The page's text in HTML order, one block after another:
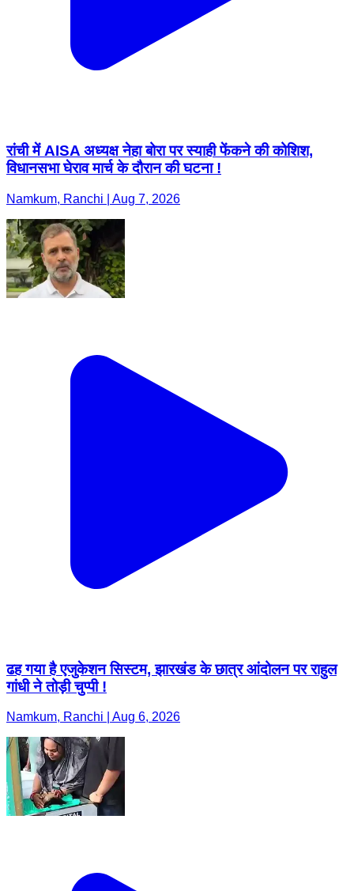
रांची में AISA अध्यक्ष नेहा बोरा पर स्याही फेंकने की कोशिश,
विधानसभा घेराव मार्च के दौरान की घटना !
Namkum, Ranchi | Aug 7, 2026
ढह गया है एजुकेशन सिस्टम, झारखंड के छात्र आंदोलन पर राहुल
गांधी ने तोड़ी चुप्पी !
Namkum, Ranchi | Aug 6, 2026